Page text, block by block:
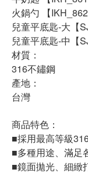
火鍋勺 【
兒童平底匙-大【
兒童平底匙-中【
材質：
316不鏽鋼
產地：
台灣
商品特色：
■採用最高等級
■多種用途、滿足
■鏡面拋光、細緻